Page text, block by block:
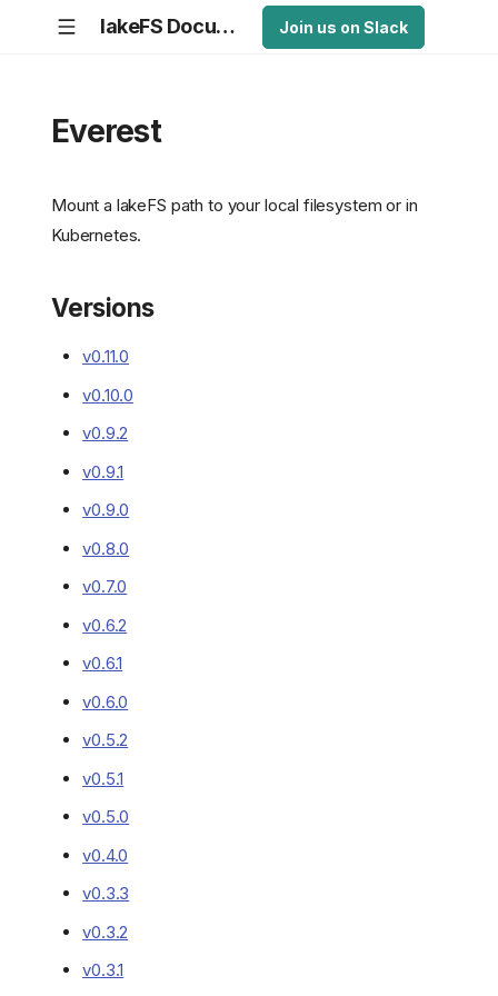
lakeFS Documentation Join us on Slack
Everest
Mount a lakeFS path to your local filesystem or in
Kubernetes.
Versions
v0.11.0
v0.10.0
v0.9.2
v0.9.1
v0.9.0
v0.8.0
v0.7.0
v0.6.2
v0.6.1
v0.6.0
v0.5.2
v0.5.1
v0.5.0
v0.4.0
v0.3.3
v0.3.2
v0.3.1